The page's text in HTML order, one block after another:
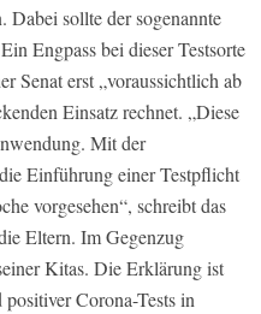
sollte der sogenannte
Engpass bei dieser Testsorte
Senat erst „voraussichtlich ab
Einsatz rechnet. „Diese
Mit der
Einführung einer Testpflicht
vorgesehen“, schreibt das
Eltern. Im Gegenzug
Kitas. Die Erklärung ist
Corona-Tests in